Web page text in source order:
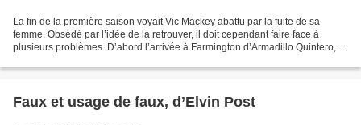
La fin de la première saison voyait Vic Mackey abattu par la fuite de sa
femme. Obsédé par l’idée de la retrouver, il doit cependant faire face à
plusieurs problèmes. D’abord l’arrivée à Farmington d’Armadillo Quintero,
Faux et usage de faux, d’Elvin Post